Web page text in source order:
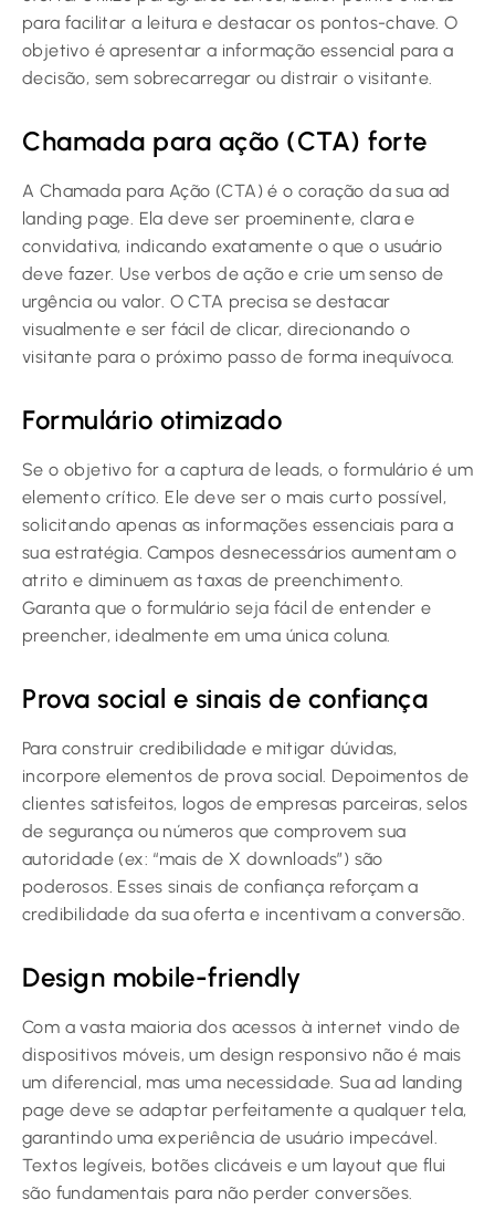
para facilitar a leitura e destacar os pontos-chave. O
objetivo é apresentar a informação essencial para a
decisão, sem sobrecarregar ou distrair o visitante.
Chamada para ação (CTA) forte
A Chamada para Ação (CTA) é o coração da sua ad
landing page. Ela deve ser proeminente, clara e
convidativa, indicando exatamente o que o usuário
deve fazer. Use verbos de ação e crie um senso de
urgência ou valor. O CTA precisa se destacar
visualmente e ser fácil de clicar, direcionando o
visitante para o próximo passo de forma inequívoca.
Formulário otimizado
Se o objetivo for a captura de leads, o formulário é um
elemento crítico. Ele deve ser o mais curto possível,
solicitando apenas as informações essenciais para a
sua estratégia. Campos desnecessários aumentam o
atrito e diminuem as taxas de preenchimento.
Garanta que o formulário seja fácil de entender e
preencher, idealmente em uma única coluna.
Prova social e sinais de confiança
Para construir credibilidade e mitigar dúvidas,
incorpore elementos de prova social. Depoimentos de
clientes satisfeitos, logos de empresas parceiras, selos
de segurança ou números que comprovem sua
autoridade (ex: “mais de X downloads”) são
poderosos. Esses sinais de confiança reforçam a
credibilidade da sua oferta e incentivam a conversão.
Design mobile-friendly
Com a vasta maioria dos acessos à internet vindo de
dispositivos móveis, um design responsivo não é mais
um diferencial, mas uma necessidade. Sua ad landing
page deve se adaptar perfeitamente a qualquer tela,
garantindo uma experiência de usuário impecável.
Textos legíveis, botões clicáveis e um layout que flui
são fundamentais para não perder conversões.